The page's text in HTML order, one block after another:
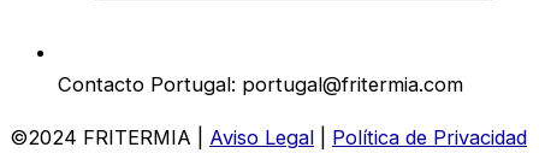
Contacto Portugal: portugal@fritermia.com
©2024 FRITERMIA | Aviso Legal
Política de Privacidad